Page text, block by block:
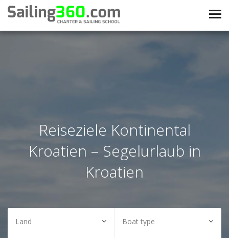
Reiseziele Kontinental
Kroatien – Segelurlaub in
Kroatien